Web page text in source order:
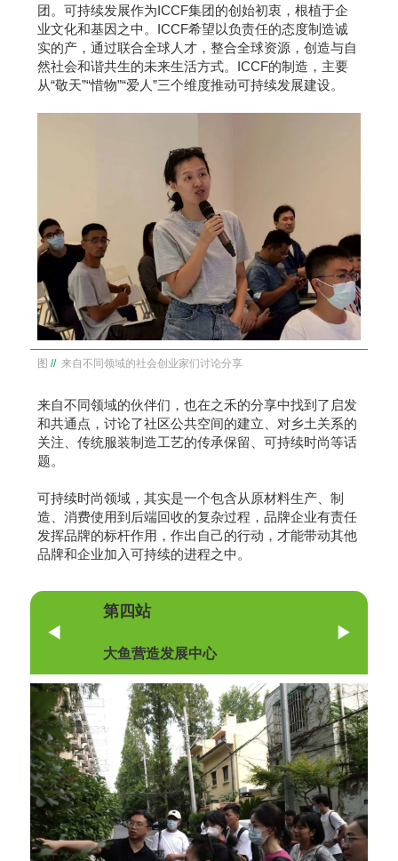
团。可持续发展作为ICCF集团的创始初衷，根植于企
业文化和基因之中。ICCF希望以负责任的态度制造诚
实的产，通过联合全球人才，整合全球资源，创造与自
然社会和谐共生的未来生活方式。ICCF的制造，主要
从“敬天”“惜物”“爱人”三个维度推动可持续发展建设。
图 // 来自不同领域的社会创业家们讨论分享
来自不同领域的伙伴们，也在之禾的分享中找到了启发
和共通点，讨论了社区公共空间的建立、对乡土关系的
关注、传统服装制造工艺的传承保留、可持续时尚等话
题。
可持续时尚领域，其实是一个包含从原材料生产、制
造、消费使用到后端回收的复杂过程，品牌企业有责任
发挥品牌的标杆作用，作出自己的行动，才能带动其他
品牌和企业加入可持续的进程之中。
第四站
大鱼营造发展中心